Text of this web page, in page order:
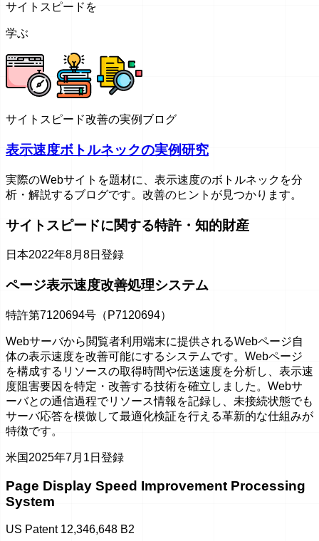
サイトスピードを
学ぶ
サイトスピード改善の実例ブログ
表示速度ボトルネックの実例研究
実際のWebサイトを題材に、表示速度のボトルネックを分
析・解説するブログです。改善のヒントが見つかります。
サイトスピードに関する特許・知的財産
日本2022年8月8日登録
ページ表示速度改善処理システム
特許第7120694号（P7120694）
Webサーバから閲覧者利用端末に提供されるWebページ自
体の表示速度を改善可能にするシステムです。Webページ
を構成するリソースの取得時間や伝送速度を分析し、表示速
度阻害要因を特定・改善する技術を確立しました。Webサ
ーバとの通信過程でリソース情報を記録し、未接続状態でも
サーバ応答を模倣して最適化検証を行える革新的な仕組みが
特徴です。
米国2025年7月1日登録
Page Display Speed Improvement Processing
System
US Patent 12,346,648 B2